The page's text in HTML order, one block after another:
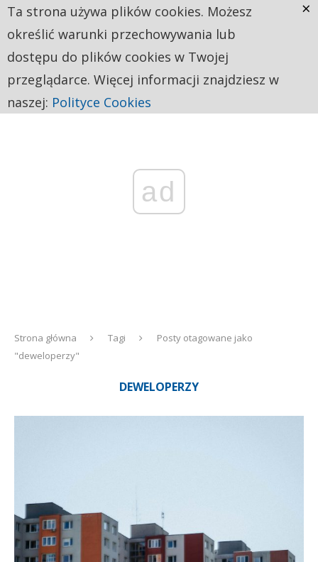
ad
Strona główna Tagi
Posty otagowane jako
"deweloperzy"
DEWELOPERZY
Ta strona używa plików cookies. Możesz
określić warunki przechowywania lub
dostępu do plików cookies w Twojej
przeglądarce. Więcej informacji znajdziesz w
naszej: Polityce Cookies
×